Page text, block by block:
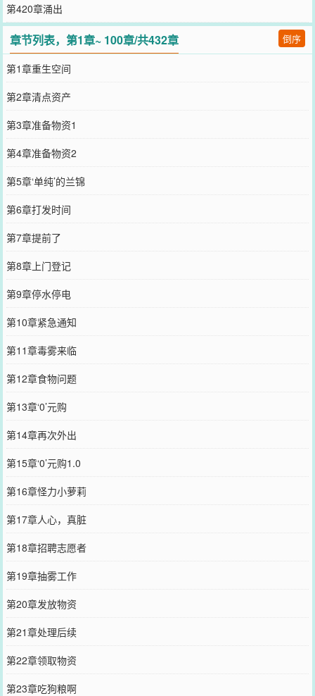
第420章涌出
章节列表，第1章~ 100章/共432章 倒序
第1章重生空间
第2章清点资产
第3章准备物资1
第4章准备物资2
第5章‘单纯’的兰锦
第6章打发时间
第7章提前了
第8章上门登记
第9章停水停电
第10章紧急通知
第11章毒雾来临
第12章食物问题
第13章‘0’元购
第14章再次外出
第15章‘0’元购1.0
第16章怪力小萝莉
第17章人心，真脏
第18章招聘志愿者
第19章抽雾工作
第20章发放物资
第21章处理后续
第22章领取物资
第23章吃狗粮啊